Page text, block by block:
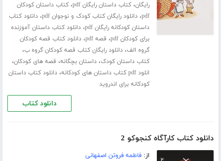
رایگان،کتاب داستان رایگان pdf ،کتاب داستان کودکان
pdf،دانلود رایگان کتاب کودک و نوجوان pdf ،دانلود کتاب
داستان کودکانه رایگان pdf
،دانلود کتاب داستان آموزنده
برای کودکان pdf
، قصه pdf ،دانلود کتاب قصه کودکان
گروه الف،دانلود رایگان کتاب قصه کودکان گروه ب،
کتاب داستان کودک،داستان بچگانه، قصه های کودکان،
انلود pdf کتاب داستان های کودکانه ،دانلود کتاب داستان
کودکانه برای اندروید
دانلود کتاب
دانلود کتاب کارآگاه کنجوکو 2
از:فاطمه فروتن اصفهانی